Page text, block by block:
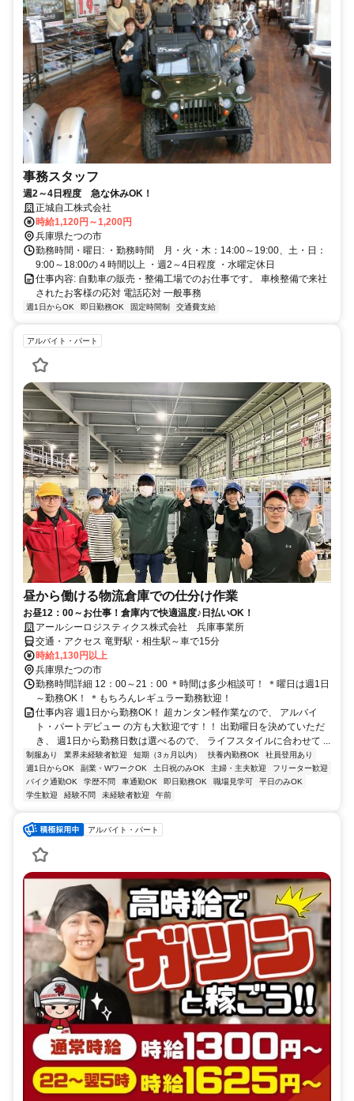
事務スタッフ
週2～4日程度 急な休みOK！
正城自工株式会社
時給1,120円～1,200円
兵庫県たつの市
勤務時間・曜日: ・勤務時間 月・火・木：14:00～19:00、土・日：
9:00～18:00の４時間以上 ・週2～4日程度 ・水曜定休日
仕事内容: 自動車の販売・整備工場でのお仕事です。 車検整備で来社
されたお客様の応対 電話応対 一般事務
週1日からOK 即日勤務OK 固定時間制 交通費支給
アルバイト・パート
昼から働ける物流倉庫での仕分け作業
お昼12：00～お仕事！倉庫内で快適温度♪日払いOK！
アールシーロジスティクス株式会社 兵庫事業所
交通・アクセス 竜野駅・相生駅～車で15分
時給1,130円以上
兵庫県たつの市
勤務時間詳細 12：00～21：00 ＊時間は多少相談可！ ＊曜日は週1日
～勤務OK！ ＊もちろんレギュラー勤務歓迎！
仕事内容 週1日から勤務OK！ 超カンタン軽作業なので、 アルバイ
ト・パートデビュー の方も大歓迎です！！ 出勤曜日を決めていただ
き、 週1日から勤務日数は選べるので、 ライフスタイルに合わせて ...
制服あり 業界未経験者歓迎 短期（3ヵ月以内） 扶養内勤務OK
社員登用あり
週1日からOK
副業・WワークOK 土日祝のみOK 主婦・主夫歓迎
フリーター歓迎
バイク通勤OK
学歴不問 車通勤OK 即日勤務OK 職場見学可
平日のみOK
学生歓迎
経験不問 未経験者歓迎 午前
アルバイト・パート